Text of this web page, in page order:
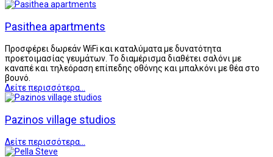
Pasithea apartments
Προσφέρει δωρεάν WiFi και καταλύματα με δυνατότητα
προετοιμασίας γευμάτων. Το διαμέρισμα διαθέτει σαλόνι με
καναπέ και τηλεόραση επίπεδης οθόνης και μπαλκόνι με θέα στο
βουνό.
Δείτε περισσότερα...
Pazinos village studios
Δείτε περισσότερα...